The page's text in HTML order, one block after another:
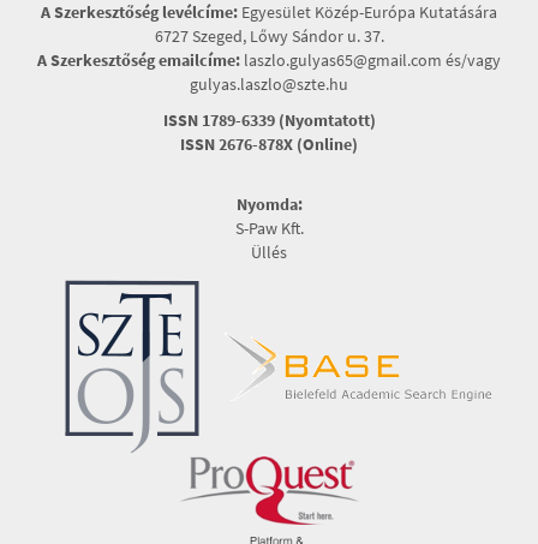
A Szerkesztőség levélcíme: Egyesület Közép-Európa Kutatására
6727 Szeged, Lőwy Sándor u. 37.
A Szerkesztőség emailcíme: laszlo.gulyas65@gmail.com és/vagy
gulyas.laszlo@szte.hu
ISSN 1789-6339 (Nyomtatott)
ISSN 2676-878X (Online)
Nyomda:
S-Paw Kft.
Üllés